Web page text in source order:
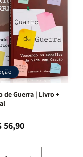
de Guerra | Livro +
56,90